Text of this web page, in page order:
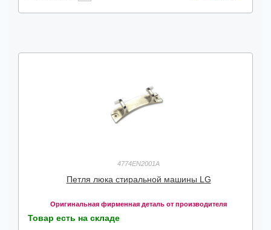
4774EN2001A
Петля люка стиральной машины LG
Оригинальная фирменная деталь от производителя
Товар есть на складе